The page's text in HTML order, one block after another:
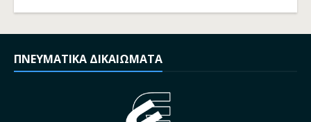
ΠΝΕΥΜΑΤΙΚΑ ΔΙΚΑΙΩΜΑΤΑ